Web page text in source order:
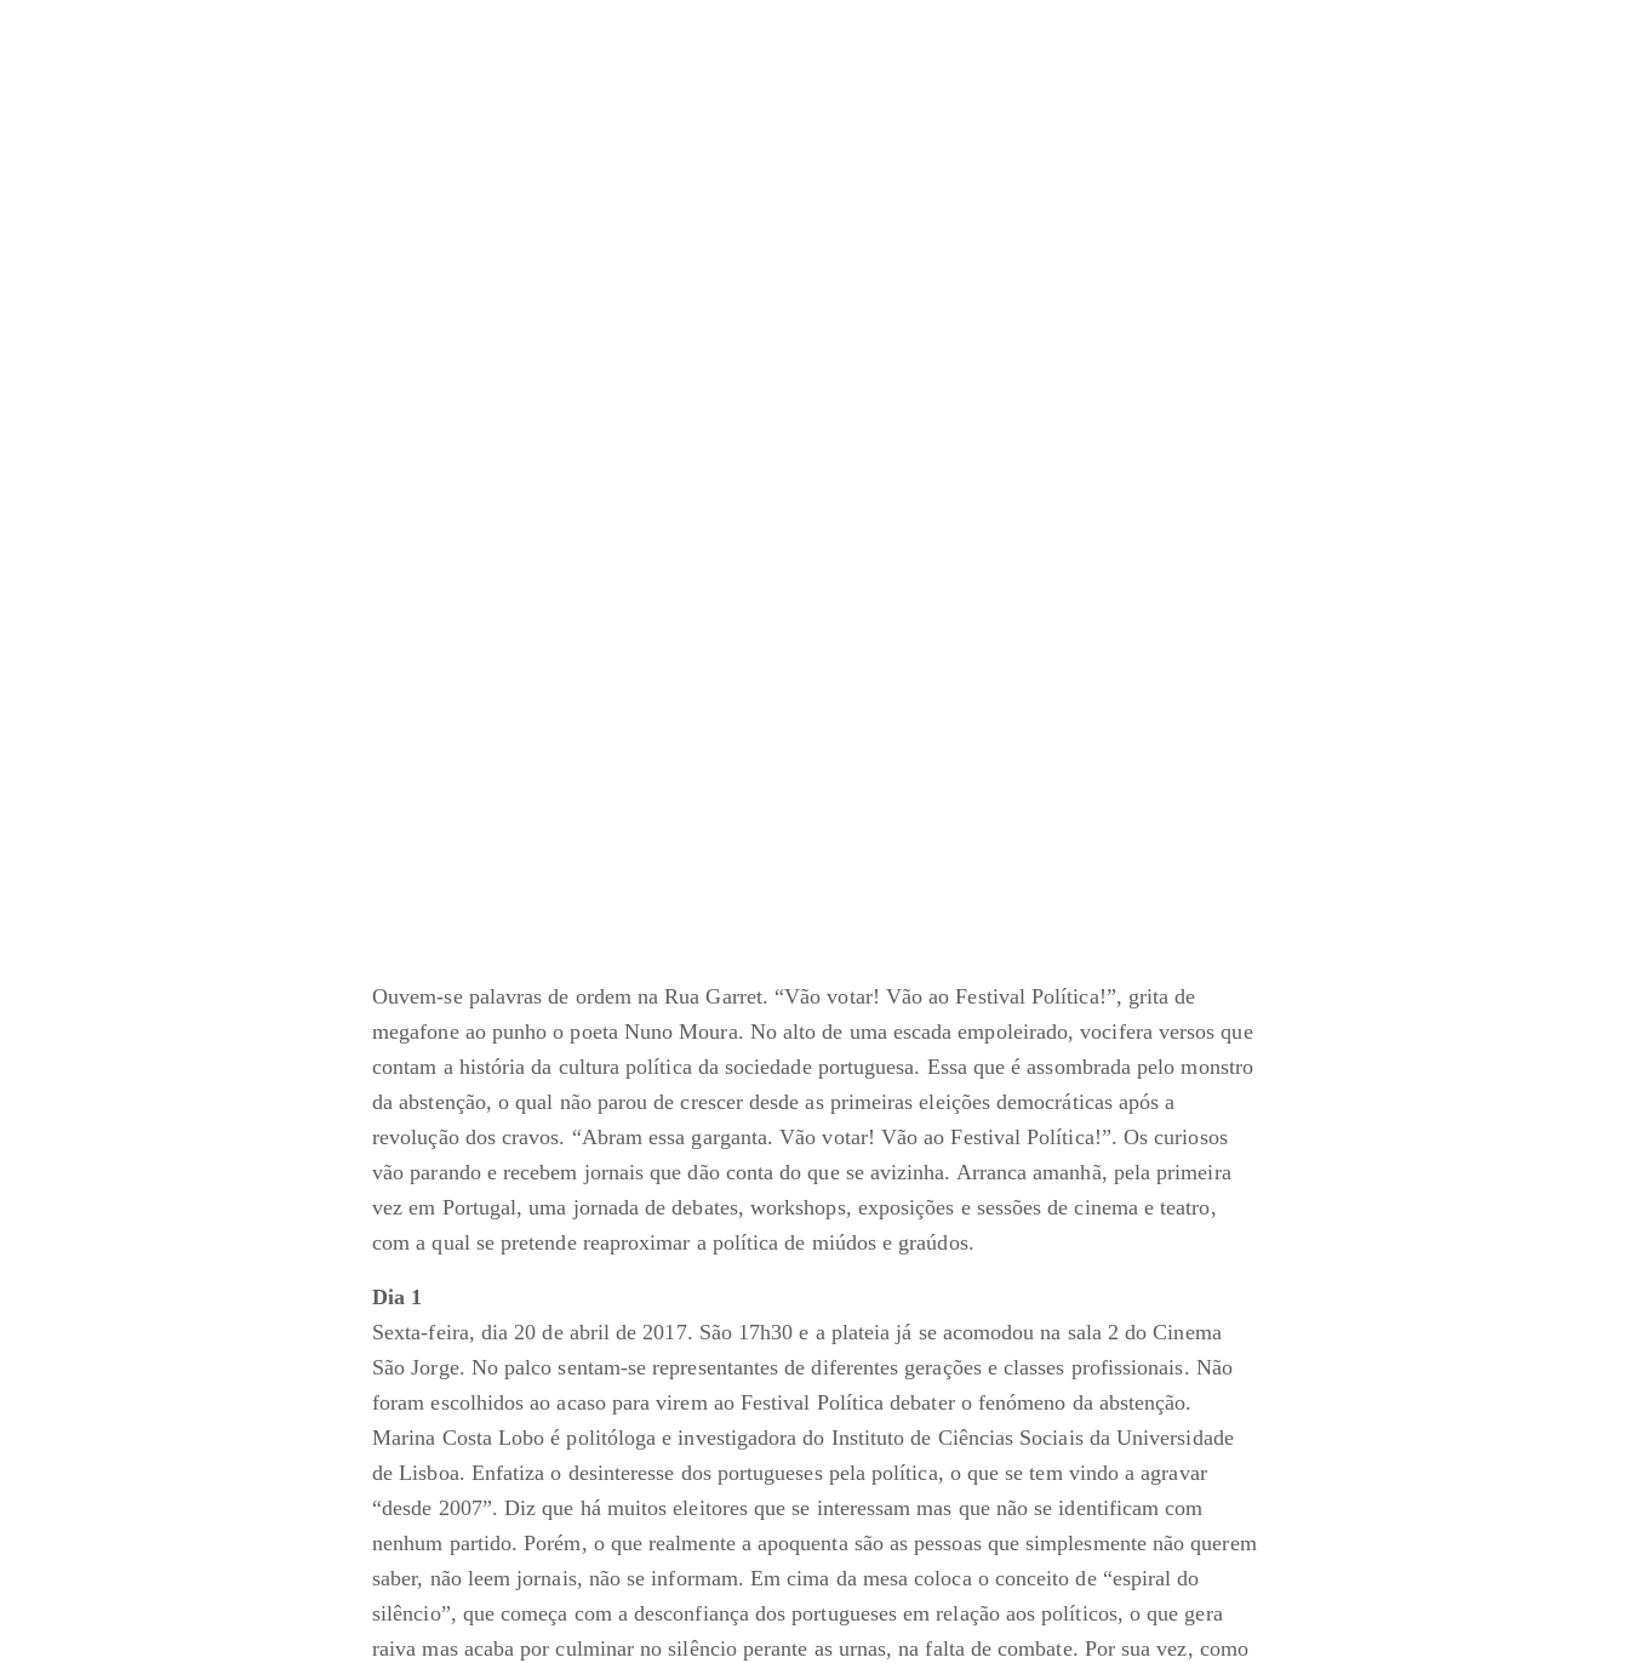
Ouvem-se palavras de ordem na Rua Garret. “Vão votar! Vão ao Festival Política!”, grita de
megafone ao punho o poeta Nuno Moura. No alto de uma escada empoleirado, vocifera versos que
contam a história da cultura política da sociedade portuguesa. Essa que é assombrada pelo monstro
da abstenção, o qual não parou de crescer desde as primeiras eleições democráticas após a
revolução dos cravos. “Abram essa garganta. Vão votar! Vão ao Festival Política!”. Os curiosos
vão parando e recebem jornais que dão conta do que se avizinha. Arranca amanhã, pela primeira
vez em Portugal, uma jornada de debates, workshops, exposições e sessões de cinema e teatro,
com a qual se pretende reaproximar a política de miúdos e graúdos.
Dia 1
Sexta-feira, dia 20 de abril de 2017. São 17h30 e a plateia já se acomodou na sala 2 do Cinema
São Jorge. No palco sentam-se representantes de diferentes gerações e classes profissionais. Não
foram escolhidos ao acaso para virem ao Festival Política debater o fenómeno da abstenção.
Marina Costa Lobo é politóloga e investigadora do Instituto de Ciências Sociais da Universidade
de Lisboa. Enfatiza o desinteresse dos portugueses pela política, o que se tem vindo a agravar
“desde 2007”. Diz que há muitos eleitores que se interessam mas que não se identificam com
nenhum partido. Porém, o que realmente a apoquenta são as pessoas que simplesmente não querem
saber, não leem jornais, não se informam. Em cima da mesa coloca o conceito de “espiral do
silêncio”, que começa com a desconfiança dos portugueses em relação aos políticos, o que gera
raiva mas acaba por culminar no silêncio perante as urnas, na falta de combate. Por sua vez, como